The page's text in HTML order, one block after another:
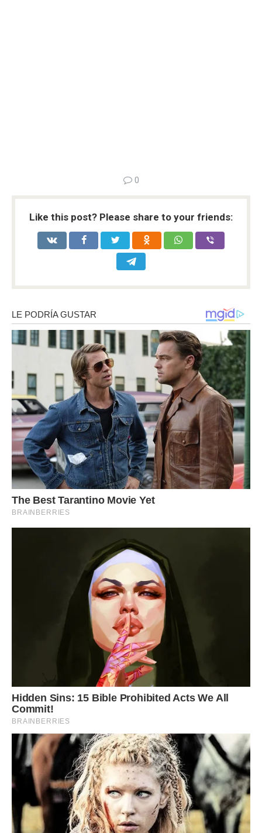
0
Like this post? Please share to your friends: